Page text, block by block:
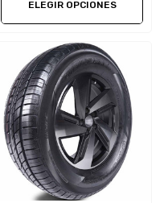
ELEGIR OPCIONES